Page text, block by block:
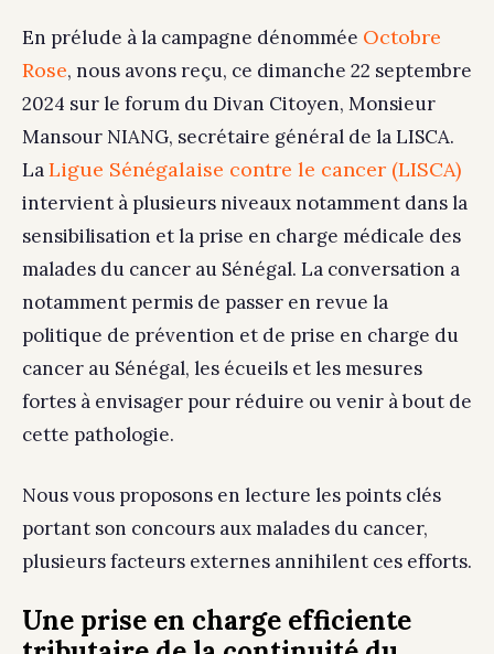
En prélude à la campagne dénommée Octobre
Rose, nous avons reçu, ce dimanche 22 septembre
2024 sur le forum du Divan Citoyen, Monsieur
Mansour NIANG, secrétaire général de la LISCA.
LaLigue Sénégalaise contre le cancer (LISCA)
intervient à plusieurs niveaux notamment dans la
sensibilisation et la prise en charge médicale des
malades du cancer au Sénégal. La conversation a
notamment permis de passer en revue la
politique de prévention et de prise en charge du
cancer au Sénégal, les écueils et les mesures
fortes à envisager pour réduire ou venir à bout de
cette pathologie.
Nous vous proposons en lecture les points clés
portant son concours aux malades du cancer,
plusieurs facteurs externes annihilent ces efforts.
Une prise en charge efficiente